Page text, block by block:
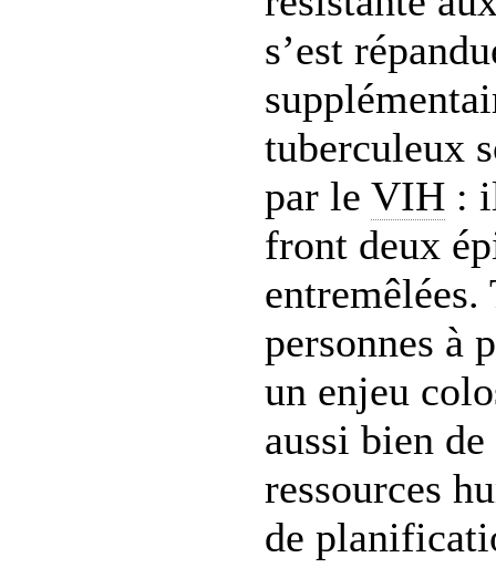
s’est
tuberculeux
par le VIH :
front deux
personnes à
un enjeu
aussi bien
ressources
de